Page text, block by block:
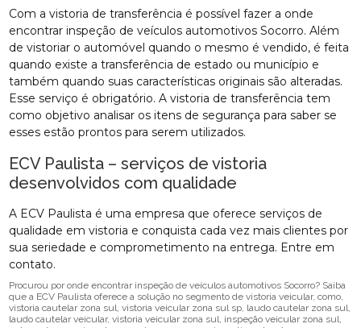
Com a vistoria de transferência é possível fazer a onde
encontrar inspeção de veículos automotivos Socorro. Além
de vistoriar o automóvel quando o mesmo é vendido, é feita
quando existe a transferência de estado ou município e
também quando suas características originais são alteradas.
Esse serviço é obrigatório. A vistoria de transferência tem
como objetivo analisar os itens de segurança para saber se
esses estão prontos para serem utilizados.
ECV Paulista – serviços de vistoria
desenvolvidos com qualidade
A ECV Paulista é uma empresa que oferece serviços de
qualidade em vistoria e conquista cada vez mais clientes por
sua seriedade e comprometimento na entrega. Entre em
contato.
Procurou por onde encontrar inspeção de veículos automotivos Socorro? Saiba
que a ECV Paulista oferece a solução no segmento de vistoria veicular, como,
vistoria cautelar zona sul, vistoria veicular zona sul sp, laudo cautelar zona sul,
laudo cautelar veicular, vistoria veicular zona sul, inspeção veicular zona sul,